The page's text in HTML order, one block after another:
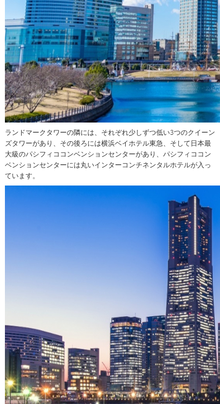
ランドマークタワーの隣には、それぞれ少しずつ低い3つのクイーン
ズタワーがあり、その後ろには横浜ベイホテル東急、そして日本最
大級のパシフィココンベンションセンターがあり、パシフィココン
ベンションセンターには丸いインターコンチネンタルホテルが入っ
ています。